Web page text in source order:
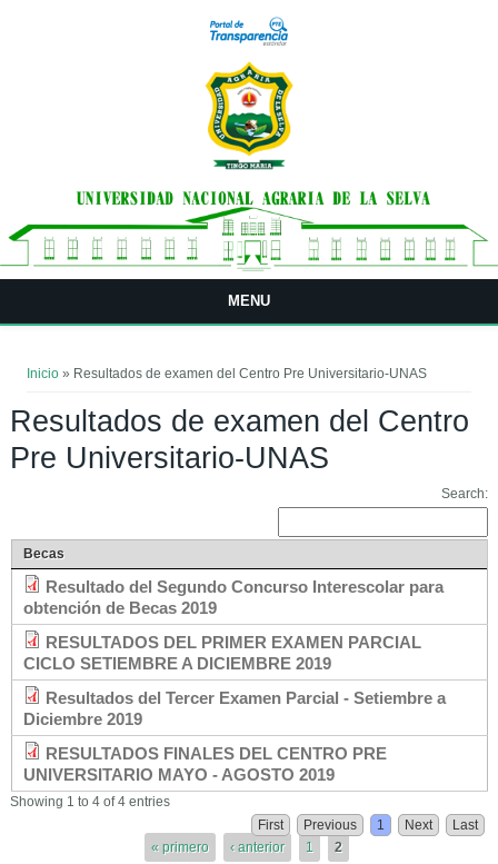
MENU
Inicio » Resultados de examen del Centro Pre Universitario-UNAS
Resultados de examen del Centro
Pre Universitario-UNAS
Search:
Becas
Resultado del Segundo Concurso Interescolar para
obtención de Becas 2019
RESULTADOS DEL PRIMER EXAMEN PARCIAL
CICLO SETIEMBRE A DICIEMBRE 2019
Resultados del Tercer Examen Parcial - Setiembre a
Diciembre 2019
RESULTADOS FINALES DEL CENTRO PRE
UNIVERSITARIO MAYO - AGOSTO 2019
Showing 1 to 4 of 4 entries
First
Previous 1 Next Last
Páginas
« primero ‹ anterior 1 2